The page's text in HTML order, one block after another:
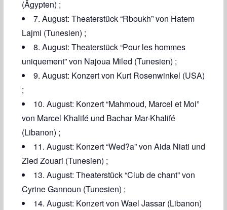
(Ägypten) ;
7. August: Theaterstück “Rboukh” von Hatem
Lajmi (Tunesien) ;
8. August: Theaterstück “Pour les hommes
uniquement” von Najoua Miled (Tunesien) ;
9. August: Konzert von Kurt Rosenwinkel (USA)
;
10. August: Konzert “Mahmoud, Marcel et Moi”
von Marcel Khalifé und Bachar Mar-Khalifé
(Libanon) ;
11. August: Konzert “Wed?a” von Aida Niati und
Zied Zouari (Tunesien) ;
13. August: Theaterstück “Club de chant” von
Cyrine Gannoun (Tunesien) ;
14. August: Konzert von Wael Jassar (Libanon)